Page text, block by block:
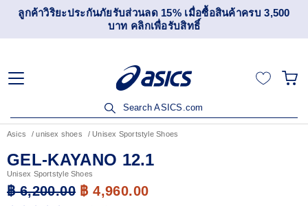
นภัยรับส่วนลด 15% เมื่อซื้อสินค้าครบ 3,500
บาท คลิกเพื่อรับสิทธิ์
เข้าร่วม
Search ASICS.com
Asics unisex shoes Unisex Sportstyle Shoes
GEL-KAYANO 12.1
Unisex Sportstyle Shoes
฿ 6,200.00 ฿ 4,960.00